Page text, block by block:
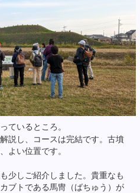
ているところ。
説し、コースは完結です。古墳
よい位置です。
少しご紹介しました。貴重なも
ブトである馬冑（ばちゅう）が